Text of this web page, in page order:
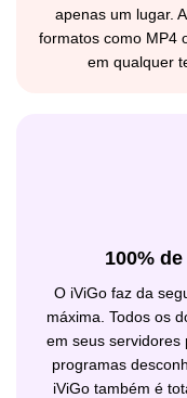
apenas um lugar.
formatos como MP4
em qualquer
100%
O iViGo faz da
máxima. Todos os
em seus servidores
programas
iViGo também é